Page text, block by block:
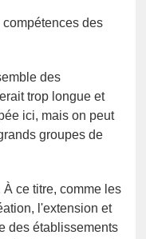
des
des
trop longue et
ici, mais on peut
groupes de
À ce titre, comme les
l'extension et
des établissements